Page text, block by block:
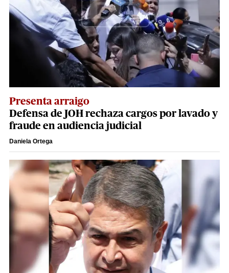
Presenta arraigo
Defensa de JOH rechaza cargos por lavado y
fraude en audiencia judicial
Daniela Ortega